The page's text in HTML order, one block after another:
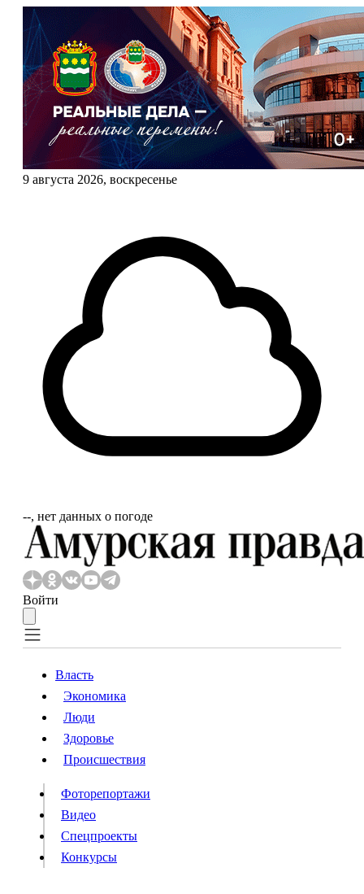
9 августа 2026, воскресенье
‐‐, нет данных о погоде
Войти
Власть
Происшествия
Видео
Конкурсы
Власть
Экономика
Люди
Здоровье
Происшествия
Фоторепортажи
Видео
Спецпроекты
Конкурсы